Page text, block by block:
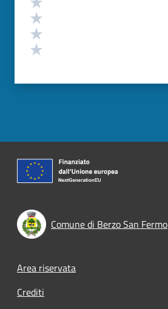
Comune di Berzo San Fermo
Footer menu
Area riservata
Crediti